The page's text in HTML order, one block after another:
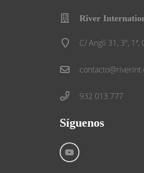
River
C/ Anglí 31, 3º,
932 013 777
Síguenos